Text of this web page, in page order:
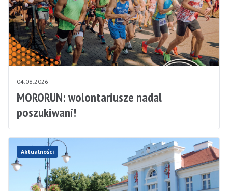
04.08.2026
MORORUN: wolontariusze nadal
poszukiwani!
Aktualności